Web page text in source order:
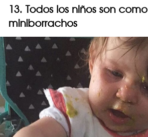
13. Todos los niños son como
miniborrachos